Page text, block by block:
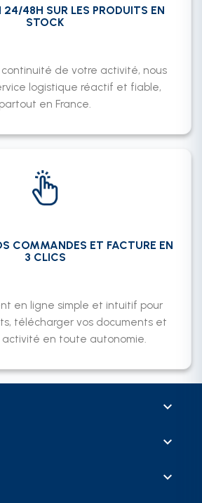
24/48H SUR LES PRODUITS EN
STOCK
continuité de votre activité, nous
logistique réactif et fiable,
partout en France.
COMMANDES ET FACTURE EN
3 CLICS
en ligne simple et intuitif pour
télécharger vos documents et
activité en toute autonomie.


